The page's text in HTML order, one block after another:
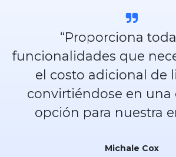
“Proporciona
funcionalidades que
el costo adicional de
convirtiéndose en una
opción para nuestra
Michale Cox